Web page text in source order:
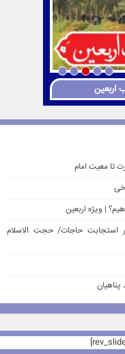
اربعین
تا معیت امام
| ویژه اربعین
استجابت حاجات/ حجت الاسلام